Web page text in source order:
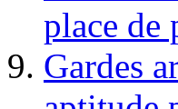
place de
Gardes